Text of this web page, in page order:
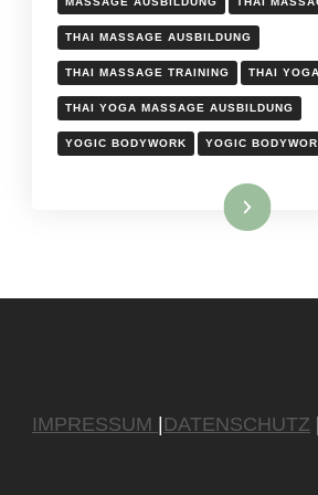
THAI MASSAGE AUSBILDUNG
THAI MASSAGE TRAINING THAI
THAI YOGA MASSAGE AUSBILDUNG
YOGIC BODYWORK YOGIC
Weiterlesen
IMPRESSUM DATENSCHUTZ